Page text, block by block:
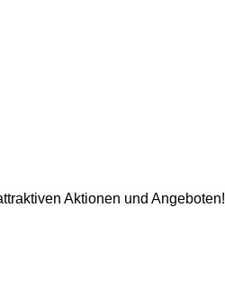
Aktionen und Angeboten!